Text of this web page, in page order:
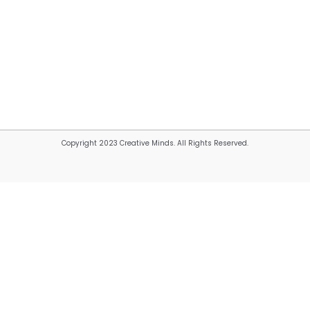
Copyright 2023 Creative Minds. All Rights Reserved.